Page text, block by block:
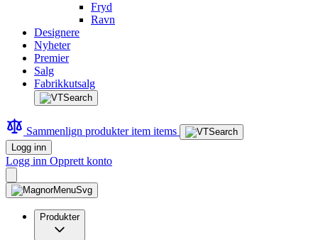
Fryd
Ravn
Designere
Nyheter
Premier
Salg
Fabrikkutsalg
Sammenlign produkteritem items
Logg inn
Logg inn Opprett konto
Produkter